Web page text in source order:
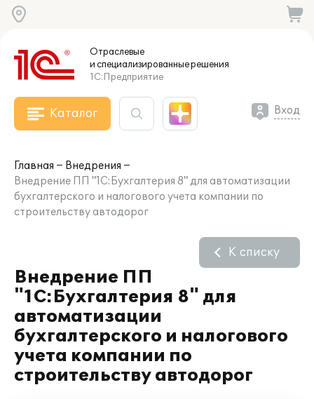
Отраслевые
и специализированныерешения
1С:Предприятие
Каталог Вход
Главная
Внедрения
Внедрение ПП "1С:Бухгалтерия 8" для автоматизации
бухгалтерского и налогового учета компании по
строительству автодорог
Внедрение ПП
"1С:Бухгалтерия 8" для
автоматизации
бухгалтерского и налогового
учета компании по
строительству автодорог
К списку